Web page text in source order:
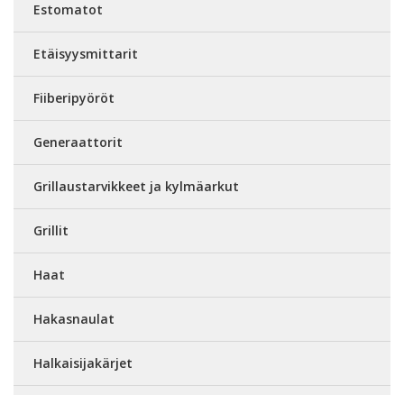
Estomatot
Etäisyysmittarit
Fiiberipyöröt
Generaattorit
Grillaustarvikkeet ja kylmäarkut
Grillit
Haat
Hakasnaulat
Halkaisijakärjet